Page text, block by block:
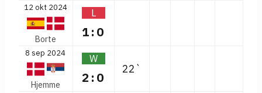
12 okt 2024
Borte
L
1:0
8 sep 2024
Hjemme
W
2:0
22`